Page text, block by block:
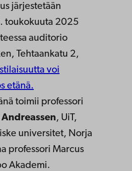
järjestetään
toukokuuta 2025
auditorio
Tehtaankatu 2,
voi
etänä.
toimii professori
, UiT,
universitet, Norja
professori Marcus
Akademi.